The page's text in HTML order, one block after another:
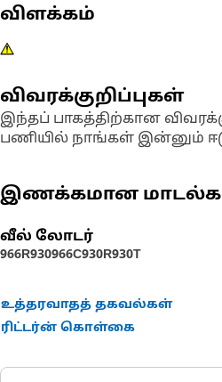
விளக்கம்
விவரக்குறிப்புகள்
இந்தப் பாகத்திற்கான
பணியில் நாங்கள் இன்னும்
இணக்கமான
வீல் லோடர்
966R930966C930R930T
உத்தரவாதத் தகவல்கள்
ரிட்டர்ன் கொள்கை